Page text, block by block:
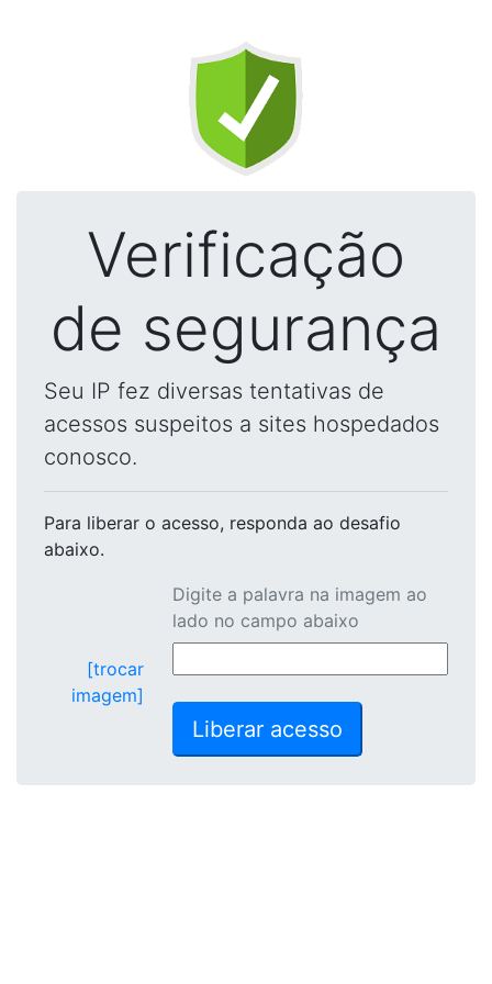
Verificação
de segurança
Seu IP fez diversas tentativas de
acessos suspeitos a sites hospedados
conosco.
Para liberar o acesso, responda ao desafio
abaixo.
[trocar
imagem]
Digite a palavra na imagem ao
lado no campo abaixo